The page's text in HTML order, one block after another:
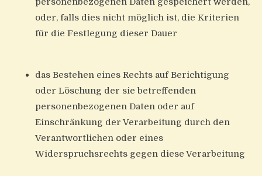
oder, falls dies nicht möglich ist, die Kriterien
für die Festlegung dieser Dauer
das Bestehen eines Rechts auf Berichtigung
oder Löschung der sie betreffenden
personenbezogenen Daten oder auf
Einschränkung der Verarbeitung durch den
Verantwortlichen oder eines
Widerspruchsrechts gegen diese Verarbeitung